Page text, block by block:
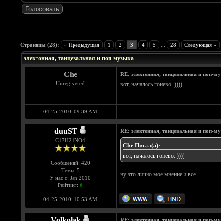
Страницы (28): « Предыдущая 1 2 3 4 5 28 Следующая »
Голосов: 7 - Средняя оценка: 4.43
1
2
3
4
5
электонная, танцевальная и поп-музыка
Che
Unregistered
RE: электонная, танцевальная и поп-
вот, началось гонево. ))))
04-25-2010, 09:39 AM
duuST
С17H21NO4
Сообщений: 420
Темы: 5
У нас с: Jan 2010
Рейтинг: 6
RE: электонная, танцевальная и поп-
Che Писал(а):
вот, началось гонево. ))))
ну это лично мое мнение и все
04-25-2010, 10:53 AM
RE: электонная, танцевальная и поп-